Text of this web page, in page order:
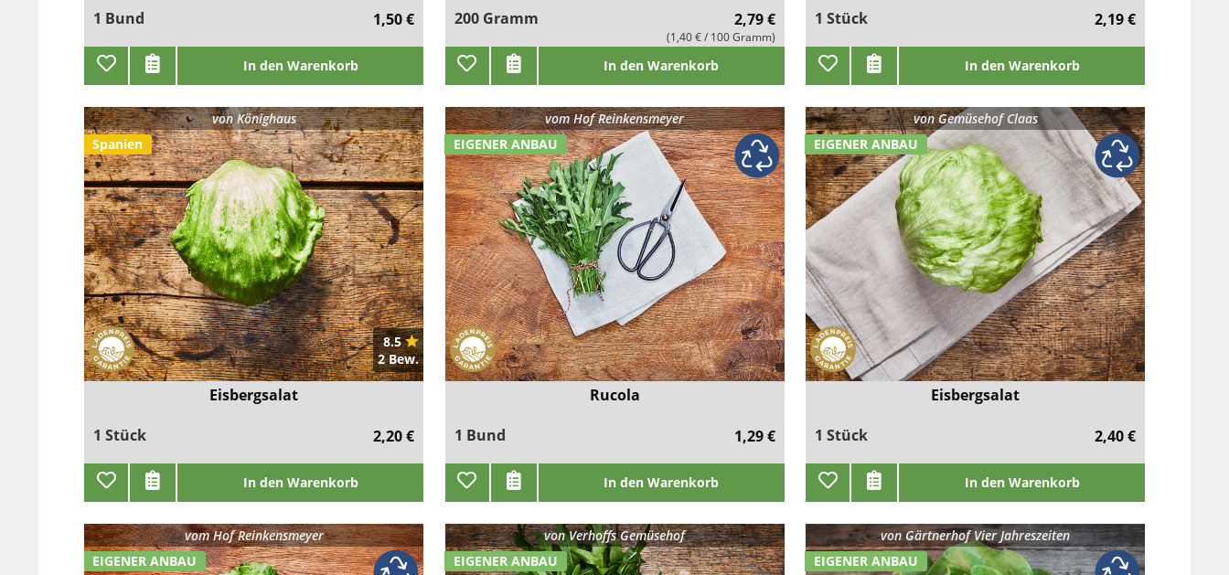
1 Bund
1,50 €
In den Warenkorb
200 Gramm
2,79 €
(1,40 € / 100 Gramm)
In den Warenkorb
1 Stück
2,19 €
In den Warenkorb
Spanien
vonKönighaus
8.5
2 Bew.
Eisbergsalat
1 Stück
2,20 €
In den Warenkorb
EIGENER ANBAU
vomHof Reinkensmeyer
Rucola
1 Bund
1,29 €
In den Warenkorb
EIGENER ANBAU
vonGemüsehof Claas
Eisbergsalat
1 Stück
2,40 €
In den Warenkorb
EIGENER ANBAU
vomHof Reinkensmeyer
EIGENER ANBAU
vonVerhoffs Gemüsehof
EIGENER ANBAU
vonGärtnerhof Vier Jahreszeiten